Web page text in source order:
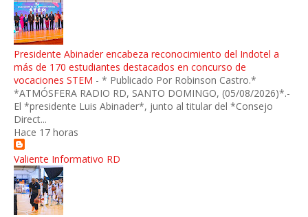
Presidente Abinader encabeza reconocimiento del Indotel a
más de 170 estudiantes destacados en concurso de
vocaciones STEM - * Publicado Por Robinson Castro.*
*ATMÓSFERA RADIO RD, SANTO DOMINGO, (05/08/2026)*.-
El *presidente Luis Abinader*, junto al titular del *Consejo
Direct...
Hace 17 horas
Valiente Informativo RD